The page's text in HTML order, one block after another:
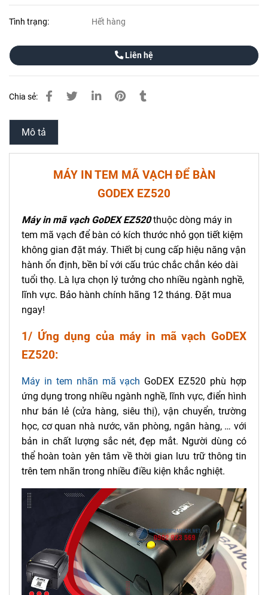
Tình trạng: Hết hàng
Liên hệ
Chia sẻ:
Mô tả
MÁY IN TEM MÃ VẠCH ĐỂ BÀN
GODEX EZ520
Máy in mã vạch GoDEX EZ520thuộc dòng máy in
tem mã vạch để bàn có kích thước nhỏ gọn tiết kiệm
không gian đặt máy. Thiết bị cung cấp hiệu năng vận
hành ổn định, bền bỉ với cấu trúc chắc chắn kéo dài
tuổi thọ. Là lựa chọn lý tưởng cho nhiều ngành nghề,
lĩnh vực. Bảo hành chính hãng 12 tháng. Đặt mua
ngay!
1/ Ứng dụng của máy in mã vạch GoDEX
EZ520:
Máy in tem nhãn mã vạch GoDEX EZ520 phù hợp
ứng dụng trong nhiều ngành nghề, lĩnh vực, điển hình
như bán lẻ (cửa hàng, siêu thị), vận chuyển, trường
học, cơ quan nhà nước, văn phòng, ngân hàng, … với
bản in chất lượng sắc nét, đẹp mắt. Người dùng có
thể hoàn toàn yên tâm về thời gian lưu trữ thông tin
trên tem nhãn trong nhiều điều kiện khắc nghiệt.